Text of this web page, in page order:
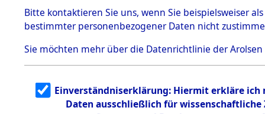
5.3.1 Alliierte
Erhebungen
zu
Todesmärsch
en
5.3.2
g
5.3.3
Bitte kontaktieren Sie uns, wenn Sie beispielsweiser
bestimmter personenbezogener Daten nicht
Sie möchten mehr über die Datenrichtlinie der Arolsen
Einverständniserklärung: Hiermit erkläre ich
Daten ausschließlich für